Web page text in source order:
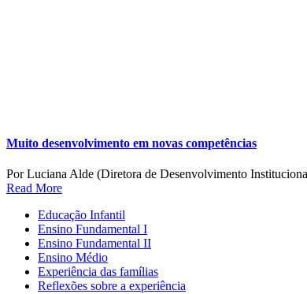
Muito desenvolvimento em novas competências
Por Luciana Alde (Diretora de Desenvolvimento
Read More
Educação Infantil
Ensino Fundamental I
Ensino Fundamental II
Ensino Médio
Experiência das famílias
Reflexões sobre a experiência